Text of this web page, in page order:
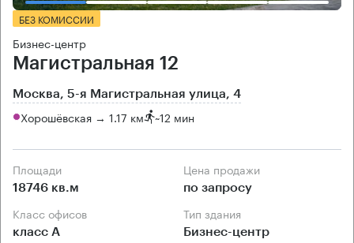
БЕЗ КОМИССИИ
Бизнес-центр
Магистральная 12
Москва, 5-я Магистральная улица, 4
Хорошёвская → 1.17 км ~12 мин
Площади
18746 кв.м
Цена продажи
по запросу
Класс офисов
класс А
Тип здания
Бизнес-центр